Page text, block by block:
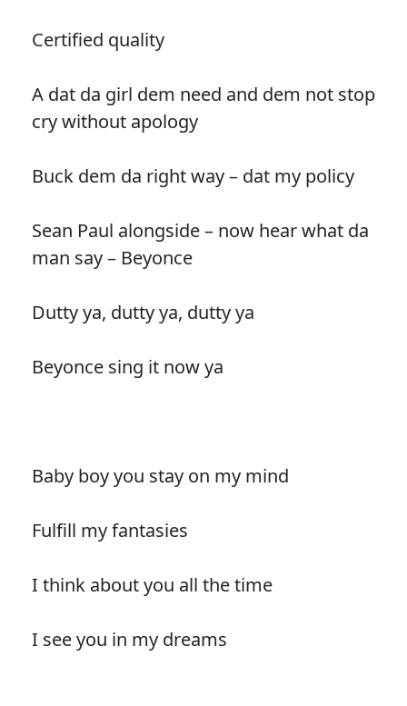
Certified quality
A dat da girl dem need and dem not stop
cry without apology
Buck dem da right way – dat my policy
Sean Paul alongside – now hear what da
man say – Beyonce
Dutty ya, dutty ya, dutty ya
Beyonce sing it now ya
Baby boy you stay on my mind
Fulfill my fantasies
I think about you all the time
I see you in my dreams